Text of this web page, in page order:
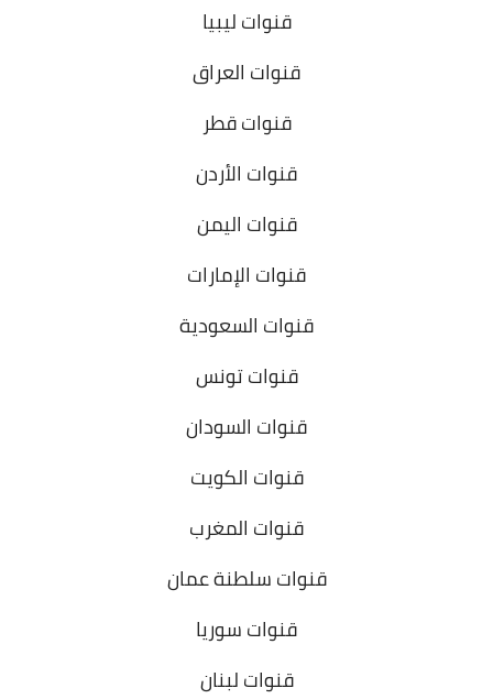
قنوات ليبيا
قنوات العراق
قنوات قطر
قنوات الأردن
قنوات اليمن
قنوات الإمارات
قنوات السعودية
قنوات تونس
قنوات السودان
قنوات الكويت
قنوات المغرب
قنوات سلطنة عمان
قنوات سوريا
قنوات لبنان